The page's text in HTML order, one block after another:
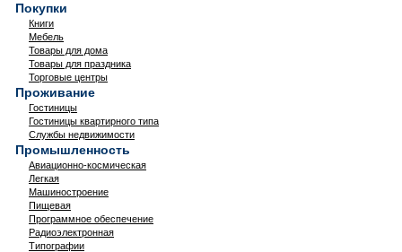
Покупки
Книги
Мебель
Товары для дома
Товары для праздника
Торговые центры
Проживание
Гостиницы
Гостиницы квартирного типа
Службы недвижимости
Промышленность
Авиационно-космическая
Легкая
Машиностроение
Пищевая
Программное обеспечение
Радиоэлектронная
Типографии